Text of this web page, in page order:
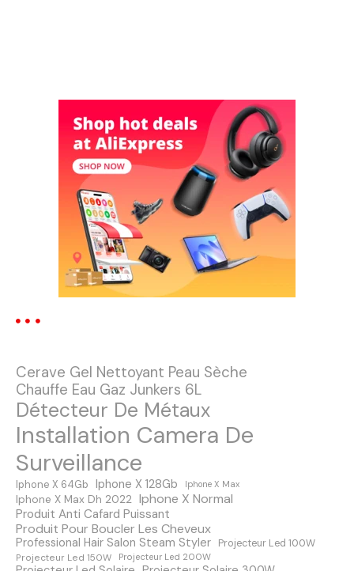
o
d
e
s
m
e
s
Cerave Gel Nettoyant Peau Sèche
Chauffe Eau Gaz Junkers 6L
Détecteur De Métaux
Installation Camera De
Surveillance
Iphone X 64Gb Iphone X 128Gb Iphone X Max
Iphone X Max Dh 2022 Iphone X Normal
Produit Anti Cafard Puissant
Produit Pour Boucler Les Cheveux
Professional Hair Salon Steam Styler
Projecteur Led 100W
Projecteur Led 150W
Projecteur Led 200W